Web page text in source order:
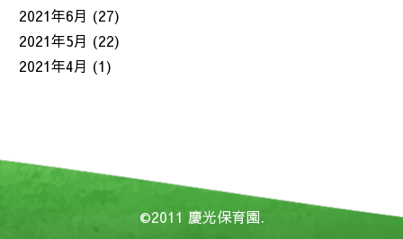
2021年6月 (27)
2021年5月 (22)
2021年4月 (1)
©2011 慶光保育園.